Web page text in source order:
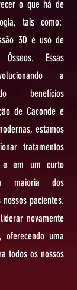
o que há de
tais como:
3D e uso de
Essas
a
benefícios
de Caconde e
estamos
tratamentos
e em um curto
maioria dos
pacientes.
novamente
oferecendo uma
todos os nossos